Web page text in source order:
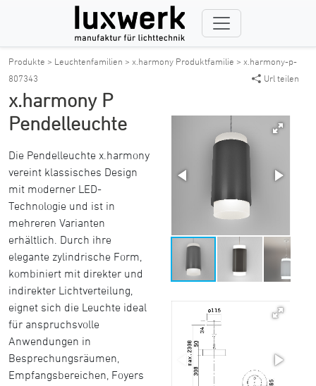
Produkte > Leuchtenfamilien > x.harmony Produktfamilie > x.harmony-p-
807343
Url teilen
x.harmony P
Pendelleuchte
Die Pendelleuchte x.harmony
vereint klassisches Design
mit moderner LED-
Technologie und ist in
mehreren Varianten
erhältlich. Durch ihre
elegante zylindrische Form,
kombiniert mit direkter und
indirekter Lichtverteilung,
eignet sich die Leuchte ideal
für anspruchsvolle
Anwendungen in
Besprechungsräumen,
Empfangsbereichen, Foyers